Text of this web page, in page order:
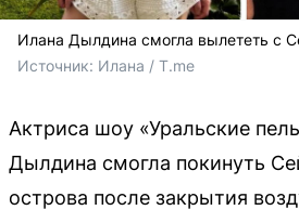
Илана Дылдина смогла вылететь с
Источник: Илана / T.me
Актриса шоу «Уральские
Дылдина смогла покинуть
острова после закрытия